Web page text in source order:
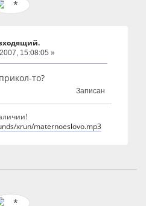
15:08:05 »
то?
Записан
xrun/maternoeslovo.mp3